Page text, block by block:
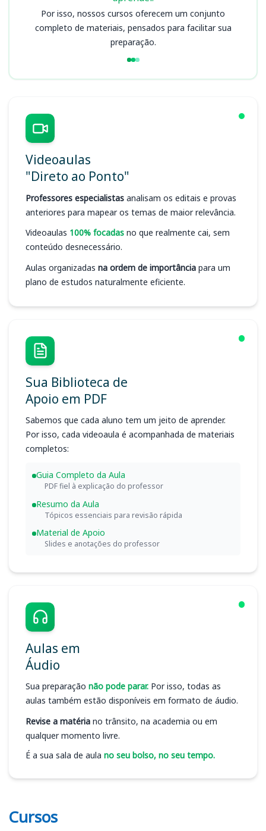
Por isso, nossos cursos oferecem um conjunto
completo de materiais, pensados para facilitar sua
preparação.
Videoaulas
"Direto ao Ponto"
Professores especialistas analisam os editais e provas
anteriores para mapear os temas de maior relevância.
Videoaulas 100% focadas no que realmente cai, sem
conteúdo desnecessário.
Aulas organizadas na ordem de importância para um
plano de estudos naturalmente eficiente.
Sua Biblioteca de
Apoio em PDF
Sabemos que cada aluno tem um jeito de aprender.
Por isso, cada videoaula é acompanhada de materiais
completos:
Guia Completo da Aula
PDF fiel à explicação do professor
Resumo da Aula
Tópicos essenciais para revisão rápida
Material de Apoio
Slides e anotações do professor
Aulas em
Áudio
Sua preparação não pode parar. Por isso, todas as
aulas também estão disponíveis em formato de áudio.
Revise a matéria no trânsito, na academia ou em
qualquer momento livre.
É a sua sala de aula no seu bolso, no seu tempo.
Cursos